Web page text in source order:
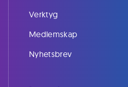
Verktyg
Medlemskap
Nyhetsbrev